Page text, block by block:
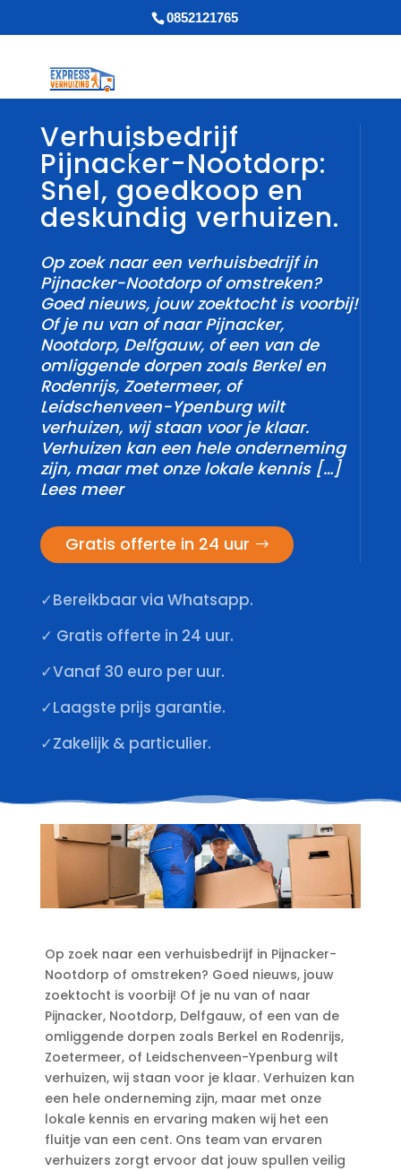
0852121765
Verhuisbedrijf
Pijnacḱer-Nootdorp:
Snel, goedkoop en
deskundig verhuizen.
Op zoek naar een verhuisbedrijf in
Pijnacker-Nootdorp of omstreken?
Goed nieuws, jouw zoektocht is voorbij!
Of je nu van of naar Pijnacker,
Nootdorp, Delfgauw, of een van de
omliggende dorpen zoals Berkel en
Rodenrijs, Zoetermeer, of
Leidschenveen-Ypenburg wilt
verhuizen, wij staan voor je klaar.​
Verhuizen kan een hele onderneming
zijn, maar met onze lokale kennis […]
Lees meer
Gratis offerte in 24 uur
✓Bereikbaar via Whatsapp.
✓ Gratis offerte in 24 uur.
✓Vanaf 30 euro per uur.
✓Laagste prijs garantie.
✓Zakelijk & particulier.
Op zoek naar een verhuisbedrijf in Pijnacker-
Nootdorp of omstreken? Goed nieuws, jouw
zoektocht is voorbij! Of je nu van of naar
Pijnacker, Nootdorp, Delfgauw, of een van de
omliggende dorpen zoals Berkel en Rodenrijs,
Zoetermeer, of Leidschenveen-Ypenburg wilt
verhuizen, wij staan voor je klaar.​ Verhuizen kan
een hele onderneming zijn, maar met onze
lokale kennis en ervaring maken wij het een
fluitje van een cent.​ Ons team van ervaren
verhuizers zorgt ervoor dat jouw spullen veilig